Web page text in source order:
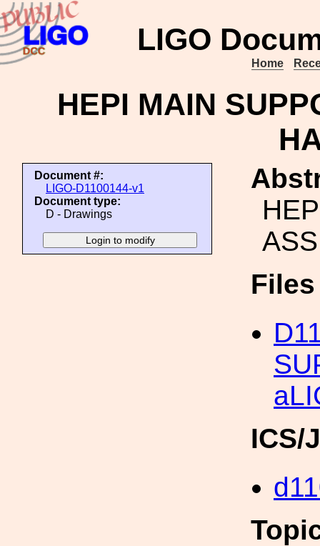
LIGO
Home
HEPI MAIN
Document #:
LIGO-D1100144-v1
Document type:
D - Drawings
ICS/